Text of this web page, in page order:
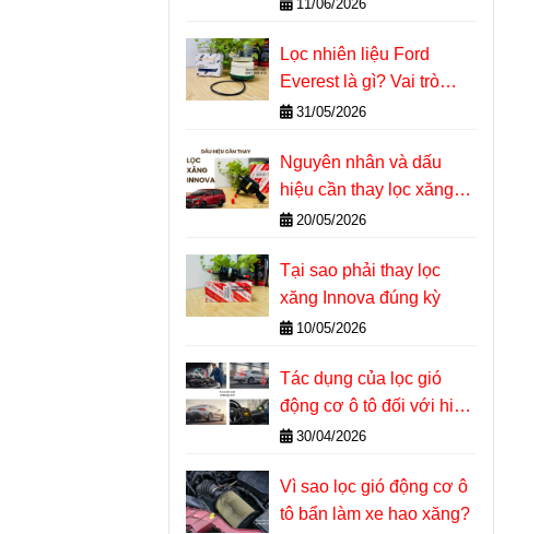
11/06/2026
Lọc nhiên liệu Ford
Everest là gì? Vai trò
quan trọng với động cơ
31/05/2026
Nguyên nhân và dấu
hiệu cần thay lọc xăng
Innova
20/05/2026
Tại sao phải thay lọc
xăng Innova đúng kỳ
10/05/2026
Tác dụng của lọc gió
động cơ ô tô đối với hiệu
suất và tuổi thọ máy
30/04/2026
Vì sao lọc gió động cơ ô
tô bẩn làm xe hao xăng?